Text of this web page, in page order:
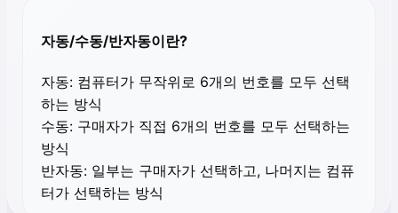
자동/수동/반자동이란?
자동: 컴퓨터가 무작위로 6개의 번호를 모두 선택
하는 방식
수동: 구매자가 직접 6개의 번호를 모두 선택하는
방식
반자동: 일부는 구매자가 선택하고, 나머지는 컴퓨
터가 선택하는 방식